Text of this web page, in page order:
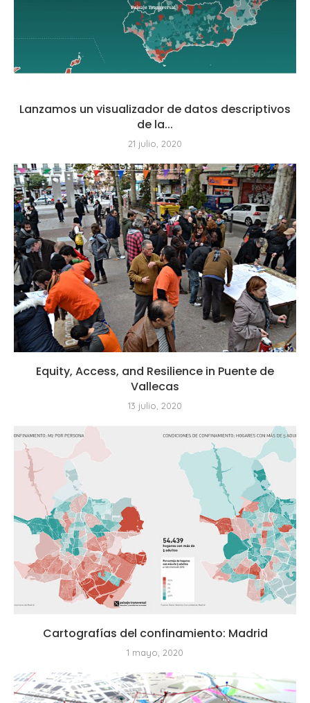
Lanzamos un visualizador de datos descriptivos
de la...
21 julio, 2020
Equity, Access, and Resilience in Puente de
Vallecas
13 julio, 2020
Cartografías del confinamiento: Madrid
1 mayo, 2020